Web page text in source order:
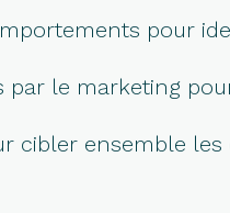
pour
le marketing
cibler ensemble les